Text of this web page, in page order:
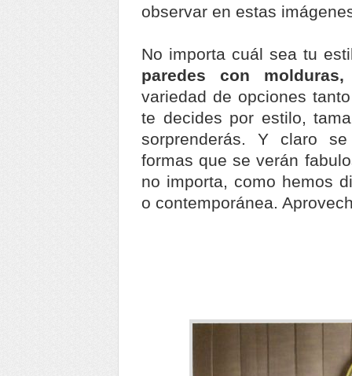
observar en estas
No importa cuál sea tu
paredes con
variedad de opciones
te decides por estilo,
sorprenderás. Y claro
formas que se verán
no importa, como hemos
o contemporánea.